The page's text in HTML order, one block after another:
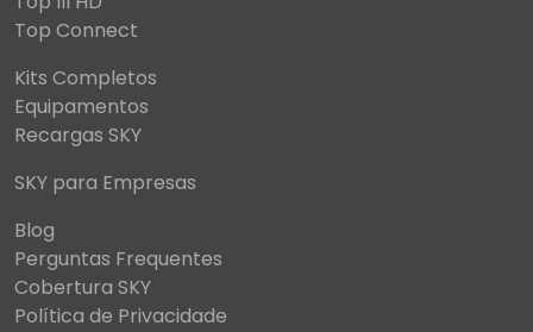
Top Connect
Kits Completos
Equipamentos
Recargas SKY
SKY para Empresas
Blog
Perguntas Frequentes
Cobertura SKY
Política de Privacidade